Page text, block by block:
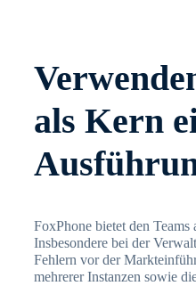
als Kern
FoxPhone bietet den
Insbesondere bei der
Fehlern vor der
mehrerer Instanzen sowie